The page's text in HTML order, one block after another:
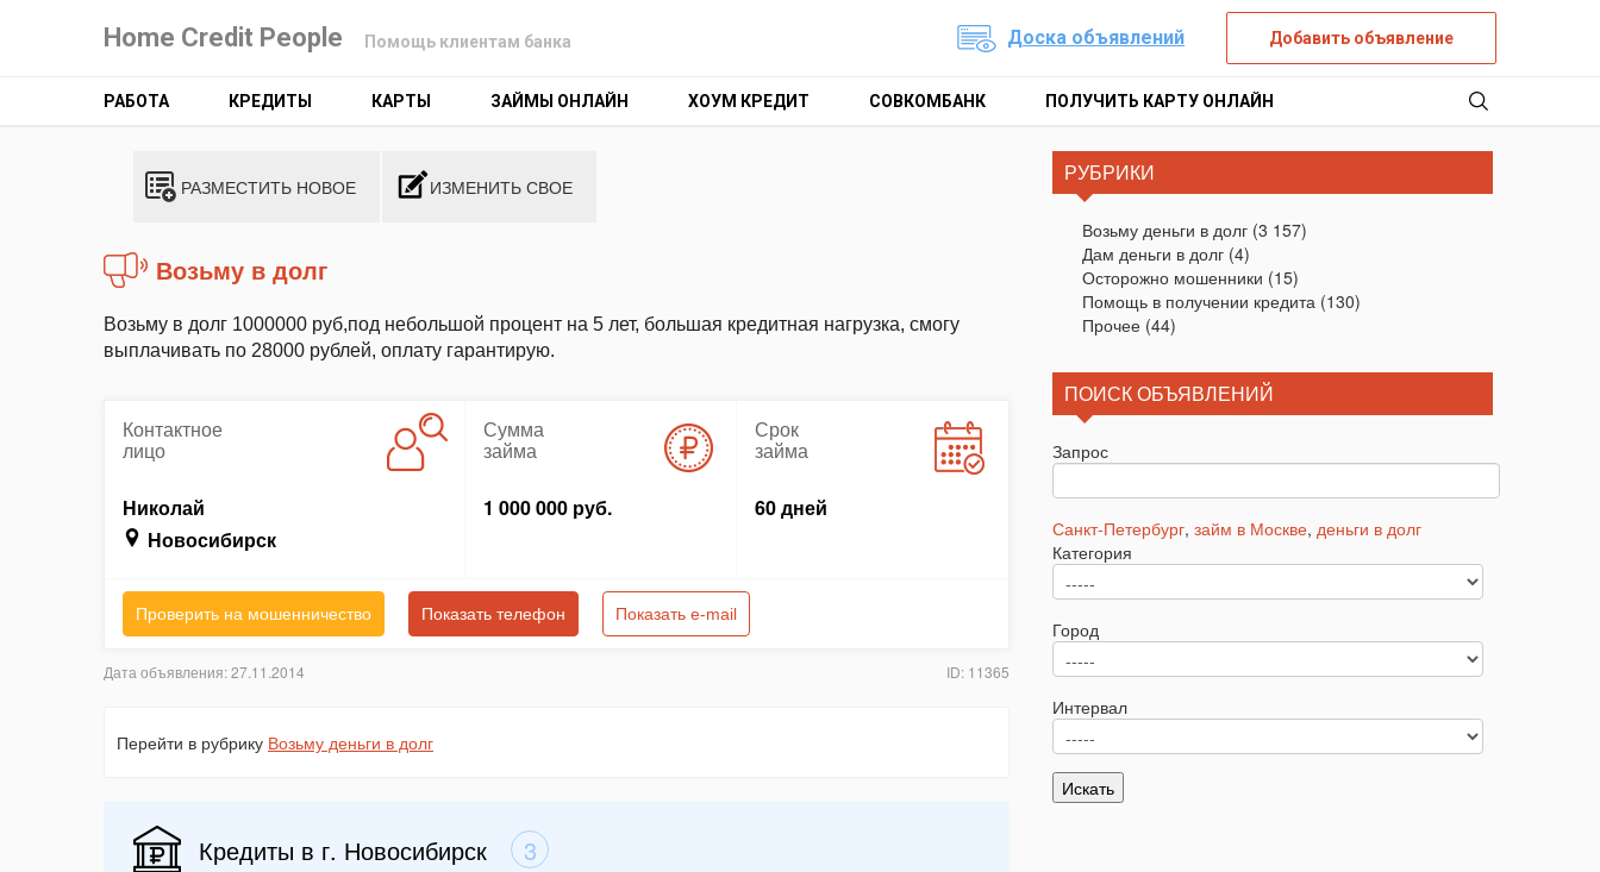
Home Credit People Помощь клиентам банка Доска объявлений Добавить объявление
РАБОТА КРЕДИТЫ КАРТЫ ЗАЙМЫ ОНЛАЙН ХОУМ КРЕДИТ СОВКОМБАНК ПОЛУЧИТЬ КАРТУ ОНЛАЙН
РАЗМЕСТИТЬ НОВОЕ ИЗМЕНИТЬ СВОЕ
возьму в долг
Возьму в долг 1000000 руб,под небольшой процент на 5 лет, большая кредитная нагрузка, смогу
выплачивать по 28000 рублей, оплату гарантирую.
Контактное
лицо
Николай
Новосибирск
Сумма
займа
1 000 000 руб.
Срок
займа
60 дней
Проверить на мошенничество Показать телефон Показать e-mail
Дата объявления: 27.11.2014 ID: 11365
Перейти в рубрику Возьму деньги в долг
Кредиты в г. Новосибирск 3
РУБРИКИ
Возьму деньги в долг(3 157)
Дам деньги в долг(4)
Осторожно мошенники (15)
Помощь в получении кредита(130)
Прочее(44)
ПОИСК ОБЪЯВЛЕНИЙ
Запрос
Санкт-Петербург, займ в Москве, деньги в долг
Категория
Город
Интервал